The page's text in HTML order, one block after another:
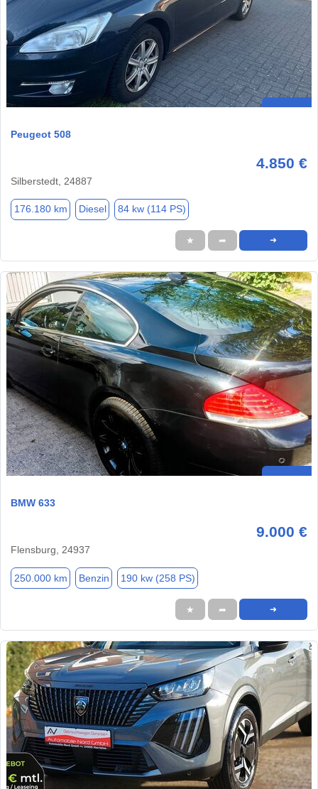
Peugeot 508
4.850 €
Silberstedt, 24887
176.180 km Diesel 84 kw (114 PS)
★ ➦ ➜
BMW 633
9.000 €
Flensburg, 24937
250.000 km Benzin 190 kw (258 PS)
★ ➦ ➜